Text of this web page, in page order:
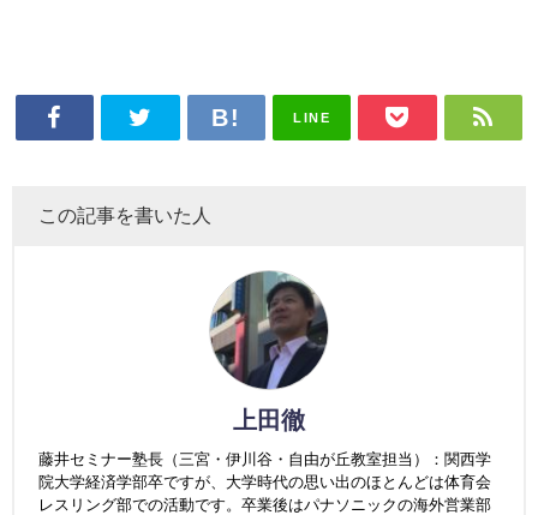
LINE
この記事を書いた人
上田徹
藤井セミナー塾長（三宮・伊川谷・自由が丘教室担当）：関西学
院大学経済学部卒ですが、大学時代の思い出のほとんどは体育会
レスリング部での活動です。卒業後はパナソニックの海外営業部